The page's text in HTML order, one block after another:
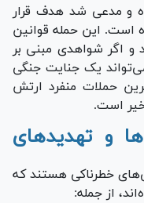
و مدعی شد هدف قرار
است. این حمله قوانین
و اگر شواهدی مبنی بر
یک جنایت جنگی
حملات منفرد ارتش
است.
و تهدید‌های
خطرناکی هستند که
از جمله: